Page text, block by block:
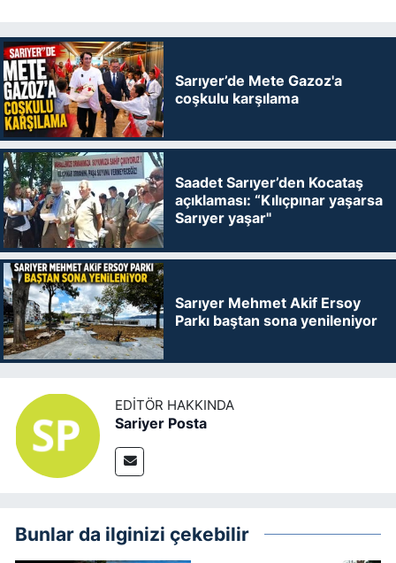
Sarıyer’de Mete Gazoz'a
coşkulu karşılama
Saadet Sarıyer’den Kocataş
açıklaması: “Kılıçpınar yaşarsa
Sarıyer yaşar"
Sarıyer Mehmet Akif Ersoy
Parkı baştan sona yenileniyor
EDITÖR HAKKINDA
Sariyer Posta
Bunlar da ilginizi çekebilir